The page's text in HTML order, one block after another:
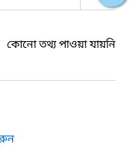
কোনো তথ্য পাওয়া যায়নি।